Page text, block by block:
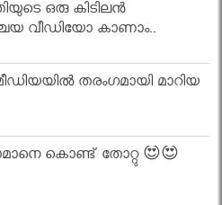
ഒരു കിടിലൻ
വീഡിയോ കാണാം..
തരംഗമായി മാറിയ
കൊണ്ട് തോറ്റു 😍😍